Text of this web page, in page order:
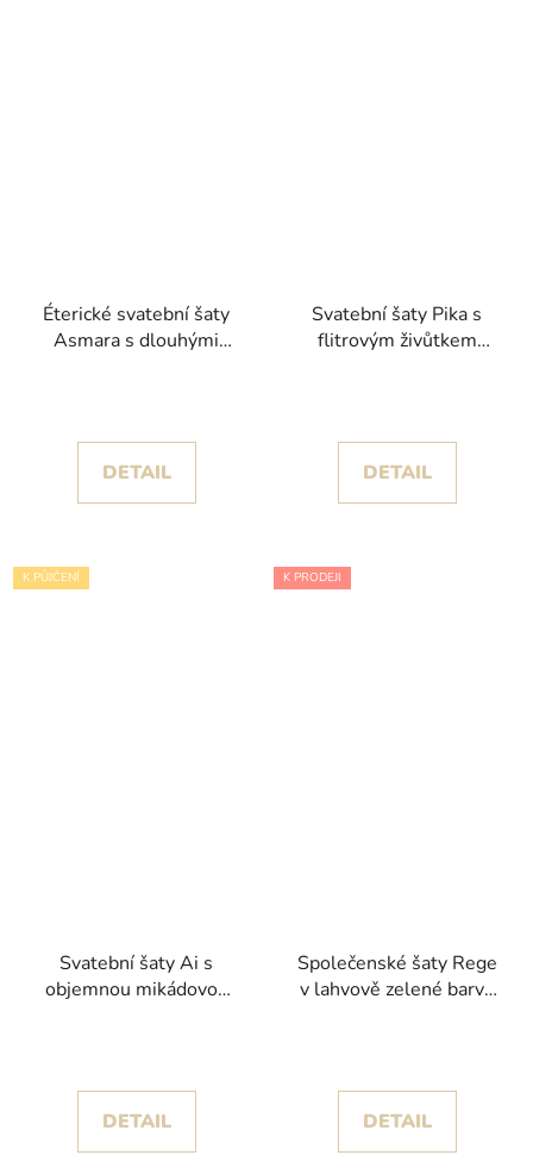
Éterické svatební šaty
Asmara s dlouhými
DETAIL
Svatební šaty Pika s
flitrovým živůtkem
DETAIL
K PŮJČENÍ
Svatební šaty Ai s
objemnou mikádovou
DETAIL
K PRODEJI
Společenské šaty Rege
v lahvově zelené barvě
DETAIL